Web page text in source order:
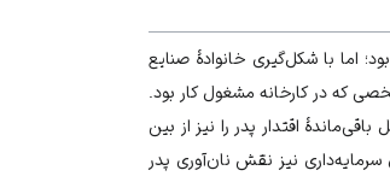
اما با شکل‏‌گیری خانوادۀ صنایع
که در کارخانه مشغول کار بود.
اقتدار پدر را نیز از بین
نیز نقش نان‏‌آوری پدر